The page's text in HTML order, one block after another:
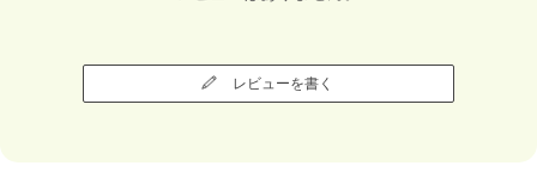
レビューを書く